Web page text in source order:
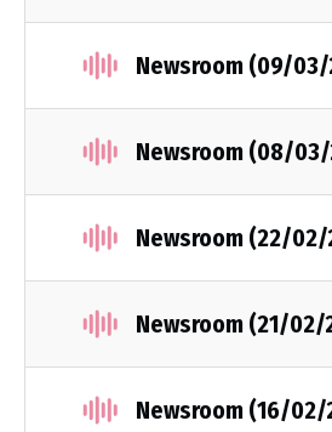
Newsroom (09/03/
Newsroom (08/
Newsroom (22/02/
Newsroom (21/02/
Newsroom (16/02/